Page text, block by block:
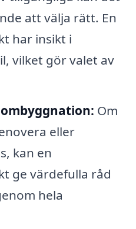
att välja rätt. En
har insikt i
vilket gör valet av
Om
eller
kan en
ge värdefulla råd
hela